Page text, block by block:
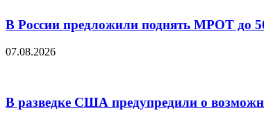
В России предложили поднять МРОТ до
07.08.2026
В разведке США предупредили о